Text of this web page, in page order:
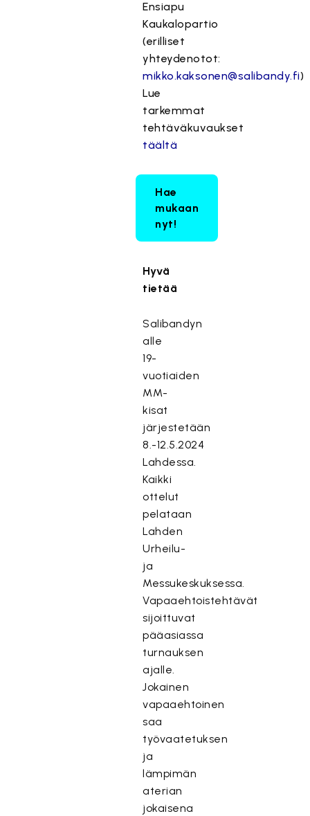
Ensiapu
Kaukalopartio
(erilliset
yhteydenotot:
mikko.kaksonen@salibandy.fi)
Lue
tarkemmat
tehtäväkuvaukset
täältä
Hae
mukaan
nyt!
Hyvä
tietää
Salibandyn
alle
19-
vuotiaiden
MM-
kisat
järjestetään
8.-12.5.2024
Lahdessa.
Kaikki
ottelut
pelataan
Lahden
Urheilu-
ja
Messukeskuksessa.
Vapaaehtoistehtävät
sijoittuvat
pääasiassa
turnauksen
ajalle.
Jokainen
vapaaehtoinen
saa
työvaatetuksen
ja
lämpimän
aterian
jokaisena